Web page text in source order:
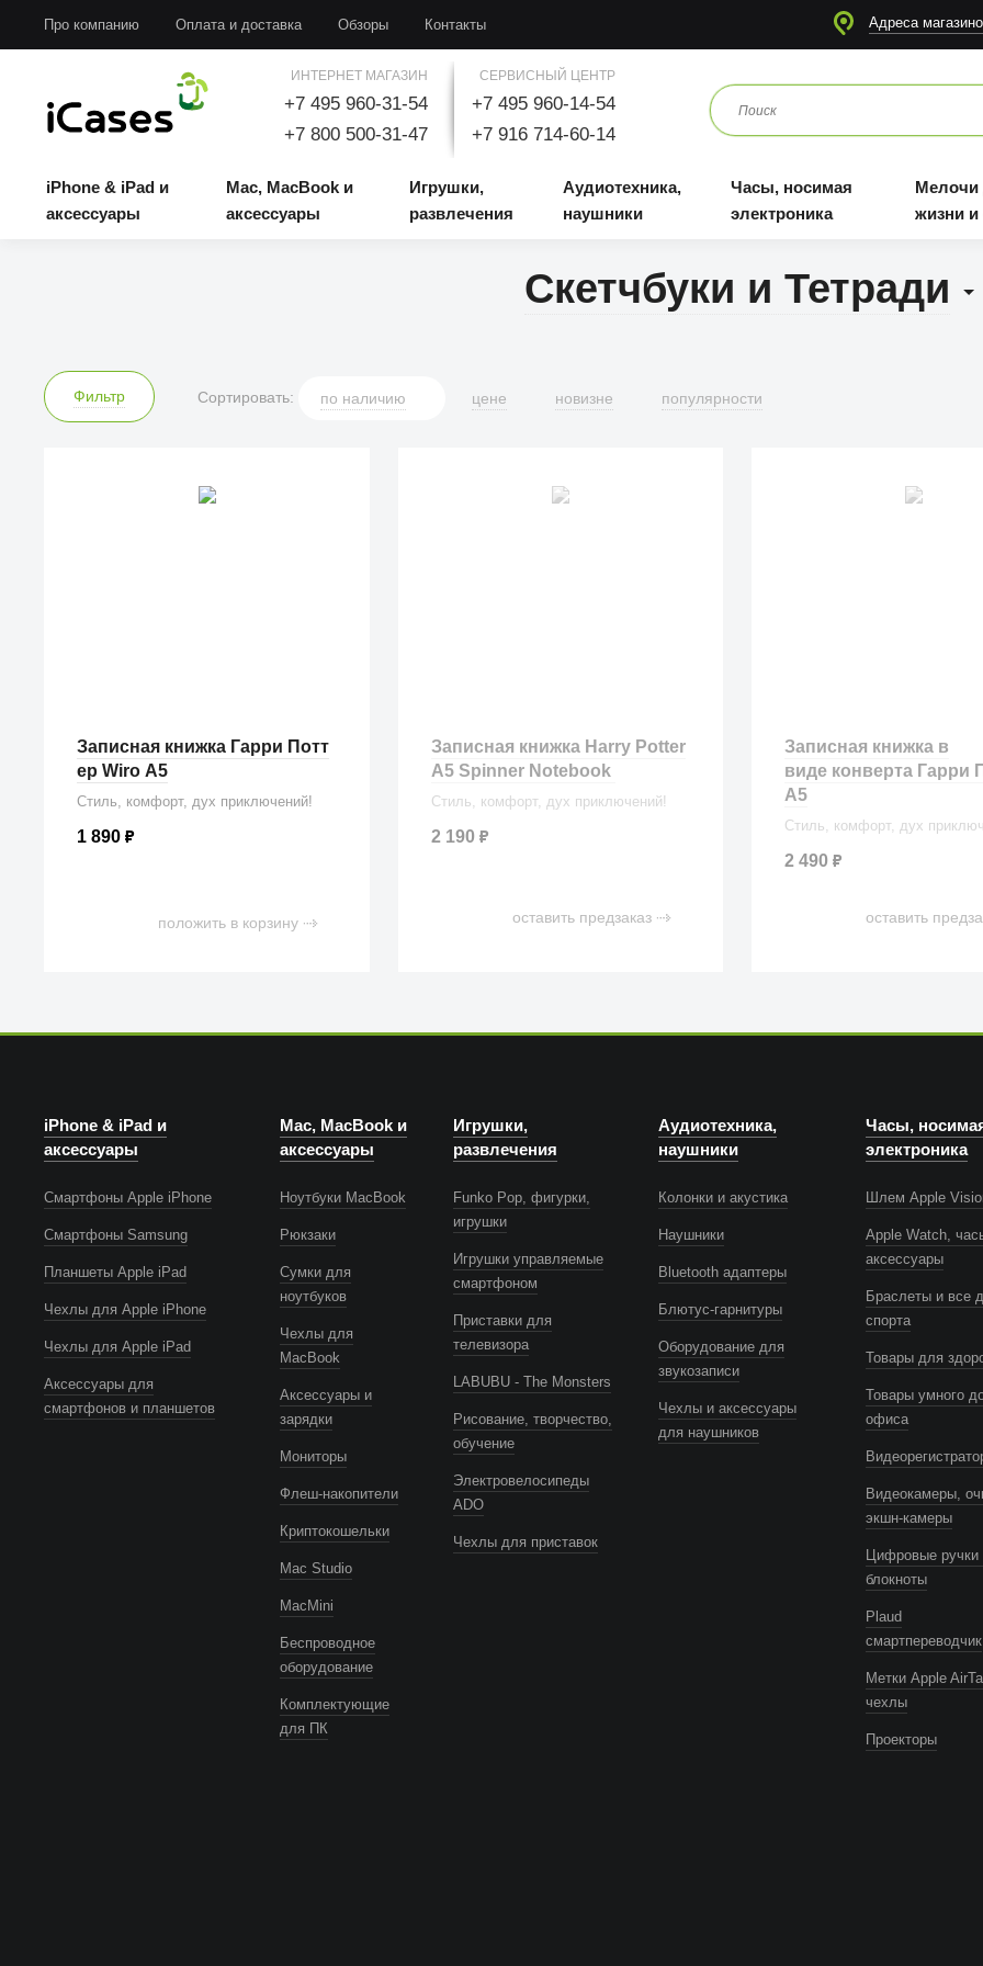
Про компанию Оплата и доставка Обзоры Контакты Адреса
ИНТЕРНЕТ МАГАЗИН
+7 495 960-31-54
+7 800 500-31-47
СЕРВИСНЫЙ ЦЕНТР
+7 495 960-14-54
+7 916 714-60-14
iPhone & iPad и
аксессуары
Mac, MacBook и
аксессуары
Игрушки,
развлечения
Аудиотехника,
наушники
Часы, носимая
электроника
Мелочи
жизни
Скетчбуки и Тетради
Фильтр Сортировать: по наличию цене новизне популярности
Записная книжка Гарри Потт
ер Wiro А5
Стиль, комфорт, дух приключений!
1 890₽
положить в корзину
Записная книжка Harry Potter
A5 Spinner Notebook
Стиль, комфорт, дух приключений!
2 190 ₽
оставить предзаказ
Записная книжка в
виде конверта Гарри
А5
Стиль, комфорт, дух
2 490 ₽
оставить
iPhone & iPad и
аксессуары
Смартфоны Apple iPhone
Смартфоны Samsung
Планшеты Apple iPad
Чехлы для Apple iPhone
Чехлы для Apple iPad
Аксессуары для
смартфонов и планшетов
Mac, MacBook и
аксессуары
Ноутбуки MacBook
Рюкзаки
Сумки для
ноутбуков
Чехлы для
MacBook
Аксессуары и
зарядки
Мониторы
Флеш-накопители
Криптокошельки
Mac Studio
MacMini
Беспроводное
оборудование
Комплектующие
для ПК
Игрушки,
развлечения
Funko Pop, фигурки,
игрушки
Игрушки управляемые
смартфоном
Приставки для
телевизора
LABUBU - The Monsters
Рисование, творчество,
обучение
Электровелосипеды
ADO
Чехлы для приставок
Аудиотехника,
наушники
Колонки и акустика
Наушники
Bluetooth адаптеры
Блютус-гарнитуры
Оборудование для
звукозаписи
Чехлы и аксессуары
для наушников
Часы,
электроника
Шлем Apple
Apple Watch,
аксессуары
Браслеты и все
спорта
Товары для
Товары умного
офиса
Видеокамеры,
экшн-камеры
Цифровые ручки
блокноты
Plaud
смартпереводчик
Метки Apple
чехлы
Проекторы